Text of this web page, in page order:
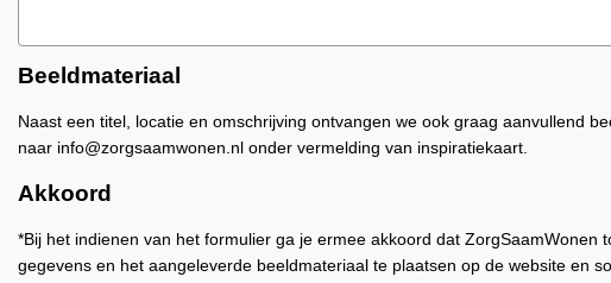
Beeldmateriaal
Naast een titel, locatie en omschrijving ontvangen we ook graag aanvullend
naar info@zorgsaamwonen.nl onder vermelding van inspiratiekaart.
Akkoord
*Bij het indienen van het formulier ga je ermee akkoord dat ZorgSaamWonen
gegevens en het aangeleverde beeldmateriaal te plaatsen op de website en